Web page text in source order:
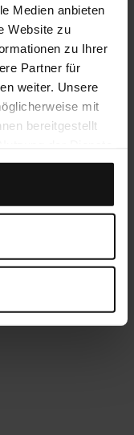
Medien anbieten
Website zu
zu Ihrer
Partner für
weiter. Unsere
mit
bereitgestellt